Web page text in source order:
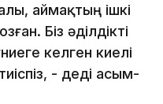
аймақтың ішкі
Біз әділдікті
келген киелі
- деді Қасым-